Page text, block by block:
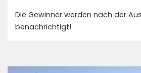
Die Gewinner werden nach der
benachrichtigt!